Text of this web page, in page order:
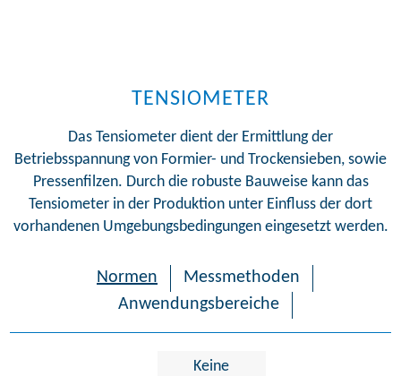
TENSIOMETER
Das Tensiometer dient der Ermittlung der
Betriebsspannung von Formier- und Trockensieben, sowie
Pressenfilzen. Durch die robuste Bauweise kann das
Tensiometer in der Produktion unter Einfluss der dort
vorhandenen Umgebungsbedingungen eingesetzt werden.
Normen
Messmethoden
Anwendungsbereiche
Keine